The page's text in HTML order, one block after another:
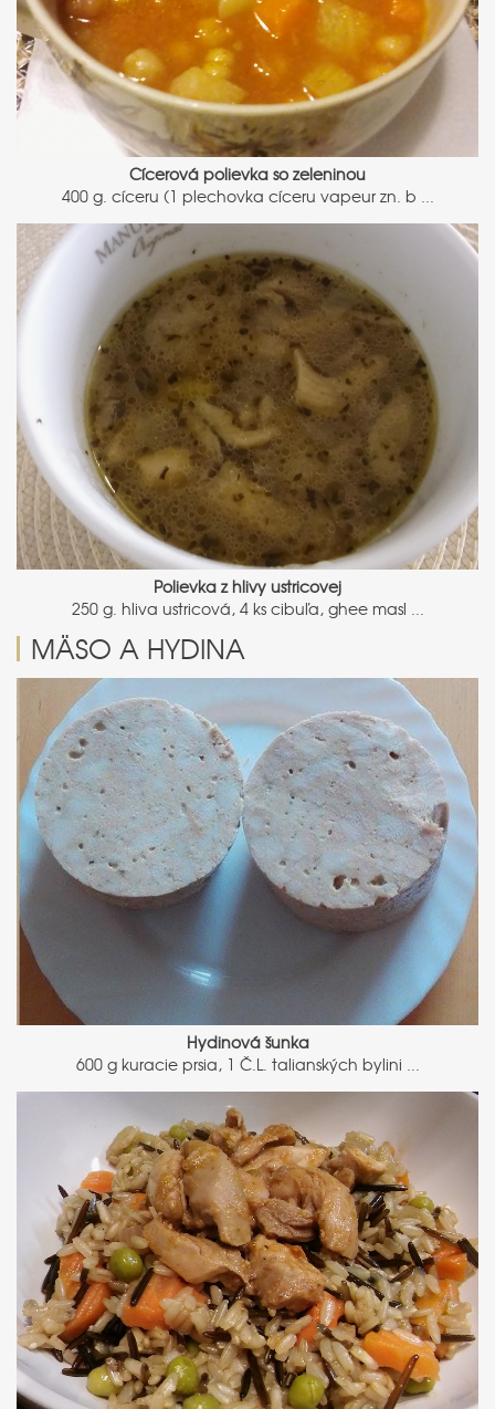
Cícerová polievka so zeleninou
400 g. cíceru (1 plechovka cíceru vapeur zn. b ...
Polievka z hlivy ustricovej
250 g. hliva ustricová, 4 ks cibuľa, ghee masl ...
MÄSO A HYDINA
Hydinová šunka
600 g kuracie prsia, 1 Č.L. talianských bylini ...